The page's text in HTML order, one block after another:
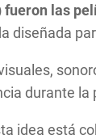
fueron las
diseñada
durante la
idea está